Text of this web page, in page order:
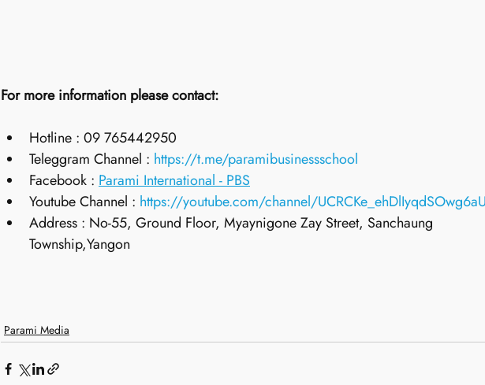
For more information please contact:
Hotline : 09 765442950
Teleggram Channel : https://t.me/paramibusinessschool
Facebook : Parami International - PBS
Youtube Channel : https://youtube.com/channel/
Address : No-55, Ground Floor, Myaynigone Zay Street, Sanchaung
Township,Yangon
Parami Media